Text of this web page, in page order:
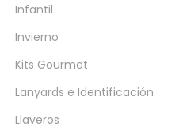
Infantil
Invierno
Kits Gourmet
Lanyards e Identificación
Llaveros